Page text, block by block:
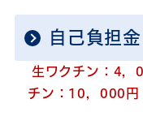
自己負担金
生ワクチン：4
チン：10，000円